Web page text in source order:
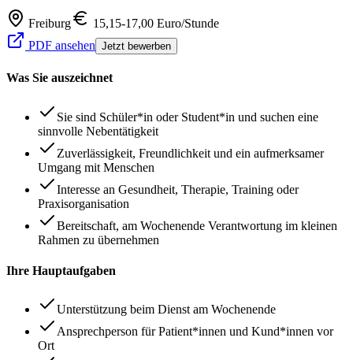
Freiburg
15,15-17,00 Euro/Stunde
PDF ansehen Jetzt bewerben
Was Sie auszeichnet
Sie sind Schüler*in oder Student*in und suchen eine
sinnvolle Nebentätigkeit
Zuverlässigkeit, Freundlichkeit und ein aufmerksamer
Umgang mit Menschen
Interesse an Gesundheit, Therapie, Training oder
Praxisorganisation
Bereitschaft, am Wochenende Verantwortung im kleinen
Rahmen zu übernehmen
Ihre Hauptaufgaben
Unterstützung beim Dienst am Wochenende
Ansprechperson für Patient*innen und Kund*innen vor
Ort